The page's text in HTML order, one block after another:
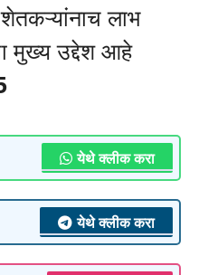
लाभ
मुख्य उद्देश आहे
येथे क्लीक करा
येथे क्लीक करा